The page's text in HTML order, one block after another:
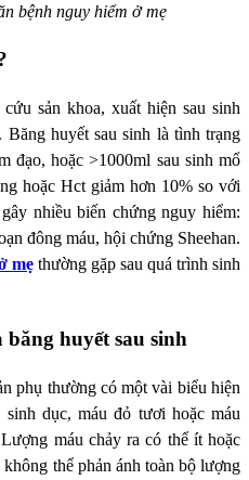
bệnh nguy hiểm ở mẹ
sản khoa, xuất hiện sau sinh
Băng huyết sau sinh là tình trạng
đạo, hoặc >1000ml sau sinh mổ
hoặc Hct giảm hơn 10% so với
nhiều biến chứng nguy hiểm:
đông máu, hội chứng Sheehan.
mẹ thường gặp sau quá trình sinh
huyết sau sinh
phụ thường có một vài biểu hiện
dục, máu đỏ tươi hoặc máu
máu chảy ra có thể ít hoặc
thể phản ánh toàn bộ lượng